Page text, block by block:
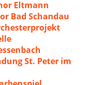
Eltmann
Bad Schandau
St. Peter im